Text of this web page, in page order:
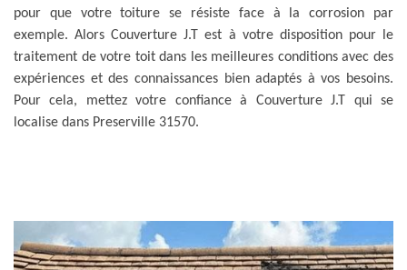
pour que votre toiture se résiste face à la corrosion par
exemple. Alors Couverture J.T est à votre disposition pour le
traitement de votre toit dans les meilleures conditions avec des
expériences et des connaissances bien adaptés à vos besoins.
Pour cela, mettez votre confiance à Couverture J.T qui se
localise dans Preserville 31570.